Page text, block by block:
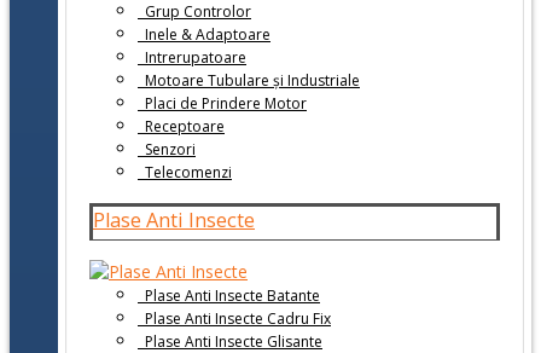
Grup Controlor
Inele & Adaptoare
Intrerupatoare
Motoare Tubulare și Industriale
Placi de Prindere Motor
Receptoare
Senzori
Telecomenzi
Plase Anti Insecte
Plase Anti Insecte Batante
Plase Anti Insecte Cadru Fix
Plase Anti Insecte Glisante